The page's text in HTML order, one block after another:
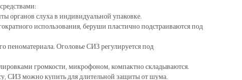
органов слуха в индивидуальной упаковке.
использования, беруши пластично подстраиваются под
Оголовье СИЗ регулируется под
громкости, микрофоном, компактно складываются.
СИЗ можно купить для длительной защиты от шума.